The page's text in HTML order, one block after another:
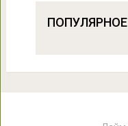
ПОПУЛЯРНОЕ